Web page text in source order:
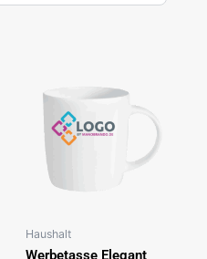
Haushalt
Werbetasse Elegant